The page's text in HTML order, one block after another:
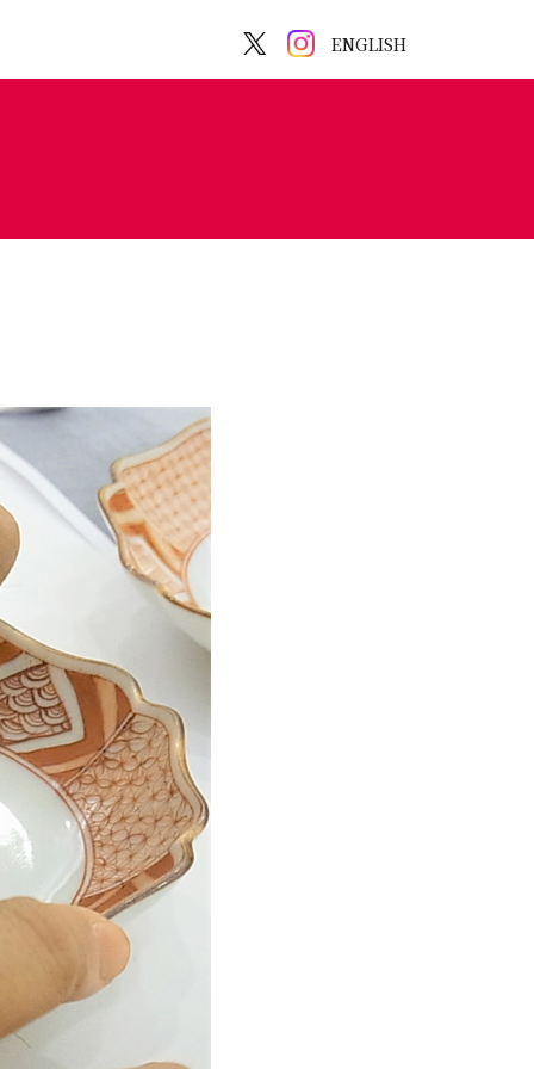
ENGLISH